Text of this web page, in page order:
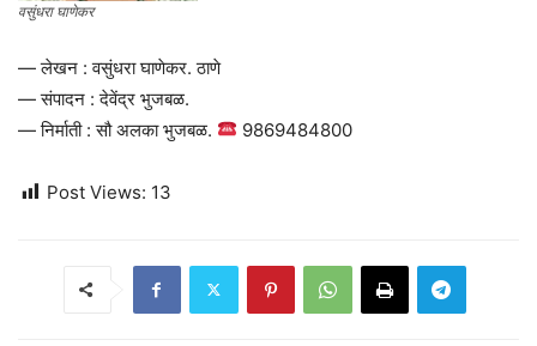
वसुंधरा घाणेकर
— लेखन : वसुंधरा घाणेकर. ठाणे
— संपादन : देवेंद्र भुजबळ.
— निर्माती : सौ अलका भुजबळ.
9869484800
Post Views: 13